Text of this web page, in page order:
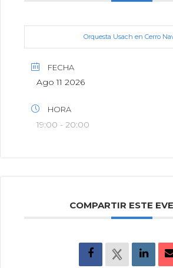
Orquesta Usach en Cerro
FECHA
Ago 11 2026
HORA
19:00 - 20:00
COMPARTIR ESTE